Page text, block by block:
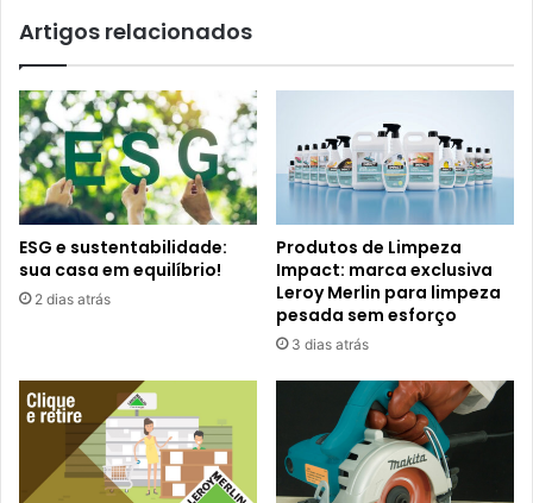
Artigos relacionados
ESG e sustentabilidade:
sua casa em equilíbrio!
2 dias atrás
Produtos de Limpeza
Impact: marca exclusiva
Leroy Merlin para limpeza
pesada sem esforço
3 dias atrás